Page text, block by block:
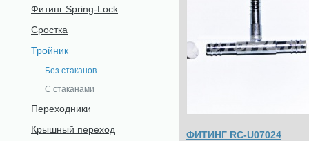
ФИТИНГ RC-U07024
Фитинг Spring-Lock
Сростка
Тройник
Без стаканов
С стаканами
Переходники
Крышный переход